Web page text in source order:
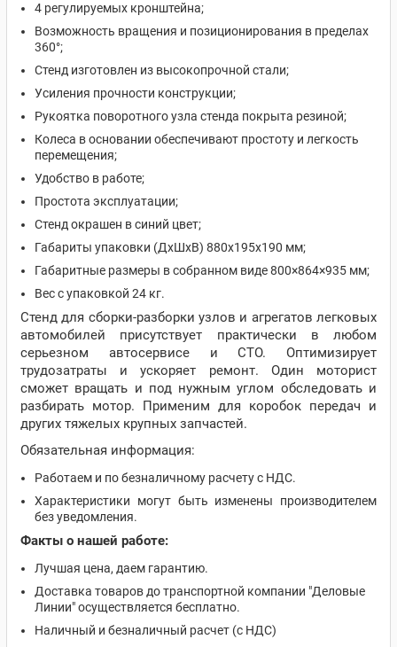
4 регулируемых кронштейна;
Возможность вращения и позиционирования в пределах
360°;
Стенд изготовлен из высокопрочной стали;
Усиления прочности конструкции;
Рукоятка поворотного узла стенда покрыта резиной;
Колеса в основании обеспечивают простоту и легкость
перемещения;
Удобство в работе;
Простота эксплуатации;
Стенд окрашен в синий цвет;
Габариты упаковки (ДхШхВ) 880х195х190 мм;
Габаритные размеры в собранном виде 800×864×935 мм;
Вес с упаковкой 24 кг.
Стенд для сборки-разборки узлов и агрегатов легковых
автомобилей присутствует практически в любом
серьезном автосервисе и СТО. Оптимизирует
трудозатраты и ускоряет ремонт. Один моторист
сможет вращать и под нужным углом обследовать и
разбирать мотор. Применим для коробок передач и
других тяжелых крупных запчастей.
Обязательная информация:
Работаем и по безналичному расчету с НДС.
Характеристики могут быть изменены производителем
без уведомления.
Факты о нашей работе:
Лучшая цена, даем гарантию.
Доставка товаров до транспортной компании "Деловые
Линии" осуществляется бесплатно.
Наличный и безналичный расчет (с НДС)